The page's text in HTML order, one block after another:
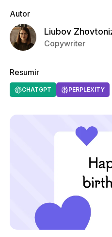
Autor
Liubov
Copywriter
Resumir
CHATGPT PERPLEXITY